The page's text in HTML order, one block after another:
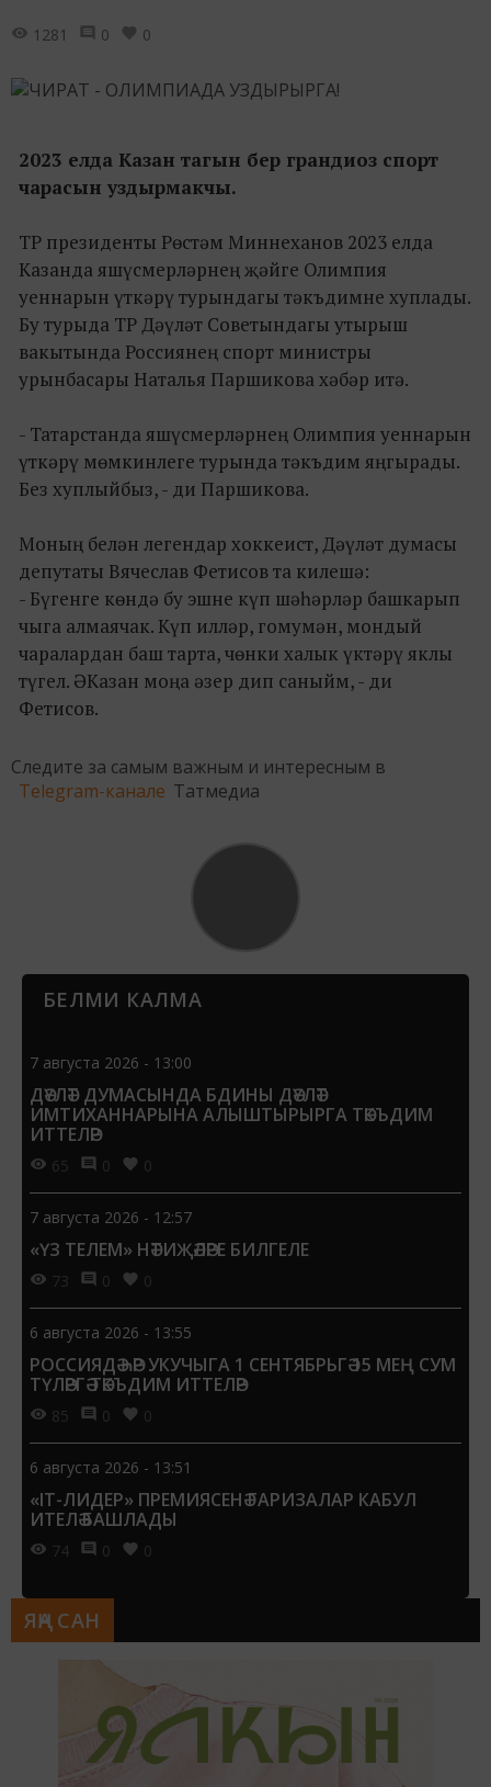
1281 0 0
2023 елда Казан тагын бер грандиоз спорт
чарасын уздырмакчы.
ТР президенты Рөстәм Миннеханов 2023 елда
Казанда яшүсмерләрнең җәйге Олимпия
уеннарын үткәрү турындагы тәкъдимне хуплады.
Бу турыда ТР Дәүләт Советындагы утырыш
вакытында Россиянең спорт министры
урынбасары Наталья Паршикова хәбәр итә.
- Татарстанда яшүсмерләрнең Олимпия уеннарын
үткәрү мөмкинлеге турында тәкъдим яңгырады.
Без хуплыйбыз, - ди Паршикова.
Моның белән легендар хоккеист, Дәүләт думасы
депутаты Вячеслав Фетисов та килешә:
- Бүгенге көндә бу эшне күп шәһәрләр башкарып
чыга алмаячак. Күп илләр, гомумән, мондый
чаралардан баш тарта, чөнки халык үктәрү яклы
түгел. ӘКазан моңа әзер дип саныйм, - ди
Фетисов.
Следите за самым важным и интересным в
Telegram-канале Татмедиа
БЕЛМИ КАЛМА
7 августа 2026 - 13:00
ДӘҮЛӘТ ДУМАСЫНДА БДИНЫ ДӘҮЛӘТ
ИМТИХАННАРЫНА АЛЫШТЫРЫРГА ТӘКЪДИМ
ИТТЕЛӘР
65 0 0
7 августа 2026 - 12:57
«ҮЗ ТЕЛЕМ» НӘТИҖӘЛӘРЕ БИЛГЕЛЕ
73 0 0
6 августа 2026 - 13:55
РОССИЯДӘ ҺӘР УКУЧЫГА 1 СЕНТЯБРЬГӘ 15 МЕҢ СУМ
ТҮЛӘРГӘ ТӘКЪДИМ ИТТЕЛӘР
85 0 0
6 августа 2026 - 13:51
«IT-ЛИДЕР» ПРЕМИЯСЕНӘ ГАРИЗАЛАР КАБУЛ
ИТЕЛӘ БАШЛАДЫ
74 0 0
ЯҢА САН